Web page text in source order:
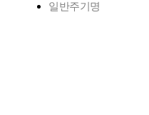
일반주기명